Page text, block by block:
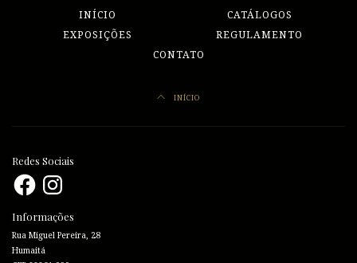
INÍCIO
CATÁLOGOS
EXPOSIÇÕES
REGULAMENTO
CONTATO
INÍCIO
Redes Sociais
FacebookInstagram
Informações
Rua Miguel Pereira, 28
Humaitá